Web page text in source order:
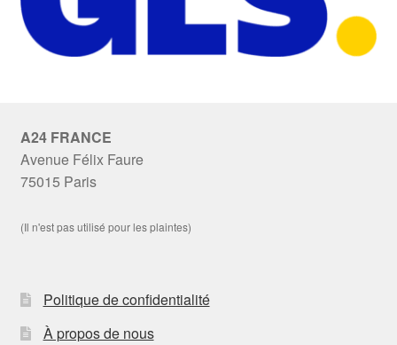
A24 FRANCE
Avenue Félix Faure
75015 Paris
(Il n'est pas utilisé pour les plaintes)
Politique de confidentialité
À propos de nous